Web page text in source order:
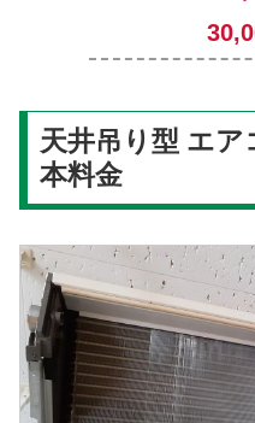
天井吊り型 エ
本料金